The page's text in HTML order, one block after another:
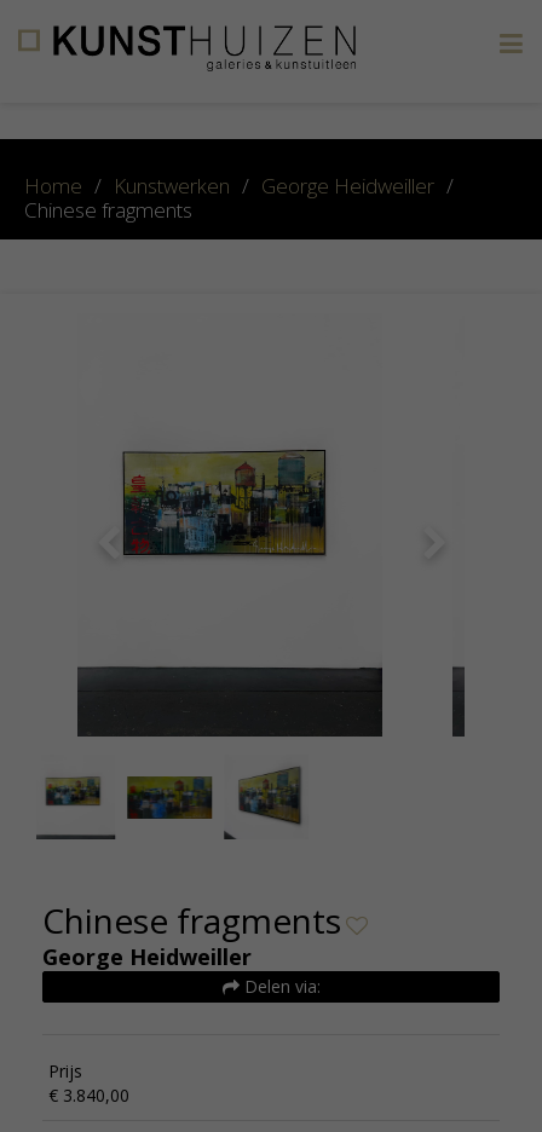
Home / Kunstwerken / George Heidweiller /
Chinese fragments
kunsthuizen (1)
Chinese fragments
George Heidweiller
Delen via:
Prijs
€ 3.840,00